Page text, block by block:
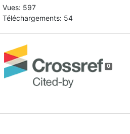
Vues: 597
Téléchargements: 54
0